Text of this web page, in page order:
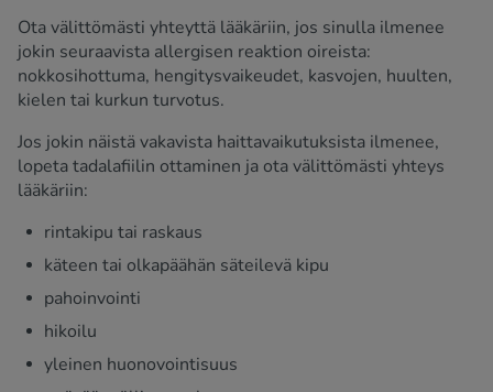
Ota välittömästi yhteyttä lääkäriin, jos sinulla ilmenee
jokin seuraavista allergisen reaktion oireista:
nokkosihottuma, hengitysvaikeudet, kasvojen, huulten,
kielen tai kurkun turvotus.
Jos jokin näistä vakavista haittavaikutuksista ilmenee,
lopeta tadalafiilin ottaminen ja ota välittömästi yhteys
lääkäriin:
rintakipu tai raskaus
käteen tai olkapäähän säteilevä kipu
pahoinvointi
hikoilu
yleinen huonovointisuus